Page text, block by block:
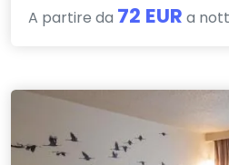
A partire da 72 EUR a